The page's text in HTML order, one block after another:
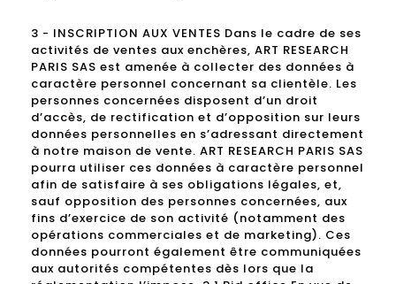
3 - INSCRIPTION AUX VENTES Dans le cadre de ses
activités de ventes aux enchères, ART RESEARCH
PARIS SAS est amenée à collecter des données à
caractère personnel concernant sa clientèle. Les
personnes concernées disposent d’un droit
d’accès, de rectification et d’opposition sur leurs
données personnelles en s’adressant directement
à notre maison de vente. ART RESEARCH PARIS SAS
pourra utiliser ces données à caractère personnel
afin de satisfaire à ses obligations légales, et,
sauf opposition des personnes concernées, aux
fins d’exercice de son activité (notamment des
opérations commerciales et de marketing). Ces
données pourront également être communiquées
aux autorités compétentes dès lors que la